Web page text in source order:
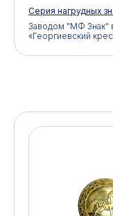
Серия нагрудных
Заводом "МФ Знак"
«Георгиевский